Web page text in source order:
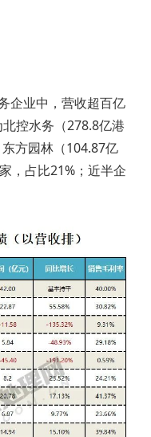
企业中，营收超百亿
控水务（278.8亿港
方园林（104.87亿
，占比21%；近半企